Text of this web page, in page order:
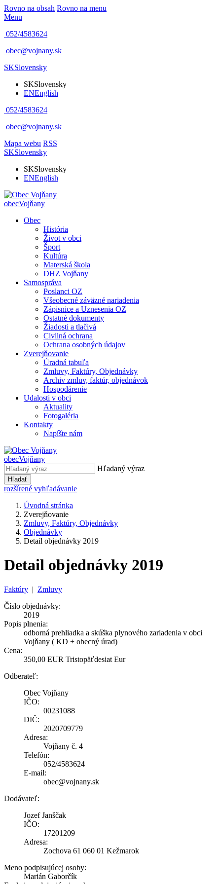
Rovno na obsah Rovno na menu
Menu
052/4583624
obec@vojnany.sk
SKSlovensky
SKSlovensky
ENEnglish
052/4583624
obec@vojnany.sk
Mapa webu RSS
SKSlovensky
SKSlovensky
ENEnglish
obecVojňany
Obec
História
Život v obci
Šport
Kultúra
Materská škola
DHZ Vojňany
Samospráva
Poslanci OZ
Všeobecné záväzné nariadenia
Zápisnice a Uznesenia OZ
Ostatné dokumenty
Žiadosti a tlačivá
Civilná ochrana
Ochrana osobných údajov
Zverejňovanie
Úradná tabuľa
Zmluvy, Faktúry, Objednávky
Archiv zmluv, faktúr, objednávok
Hospodárenie
Udalosti v obci
Aktuality
Fotogaléria
Kontakty
Napíšte nám
obecVojňany
Hľadaný výraz
Hľadať
rozšírené vyhľadávanie
Úvodná stránka
Zverejňovanie
Zmluvy, Faktúry, Objednávky
Objednávky
Detail objednávky 2019
Detail objednávky 2019
Faktúry | Zmluvy
Číslo objednávky:
2019
Popis plnenia:
odborná prehliadka a skúška plynového zariadenia v obci
Vojňany ( KD + obecný úrad)
Cena:
350,00 EUR Tristopäťdesiat Eur
Odberateľ:
Obec Vojňany
IČO:
00231088
DIČ:
2020709779
Adresa:
Vojňany č. 4
Telefón:
052/4583624
E-mail:
obec@vojnany.sk
Dodávateľ:
Jozef Janščak
IČO:
17201209
Adresa:
Zochova 61 060 01 Kežmarok
Meno podpisujúcej osoby:
Marián Gaborčík